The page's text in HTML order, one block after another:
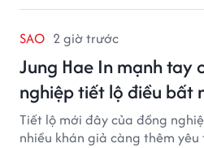
SAO 2 giờ trước
Jung Hae In mạnh tay
nghiệp tiết lộ điều bất
Tiết lộ mới đây của đồng
nhiều khán giả càng thêm